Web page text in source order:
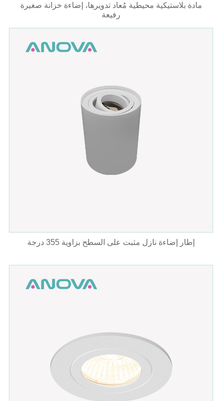
مادة بلاستيكية محيطية مُعاد تدويرها، إضاءة خزانة صغيرة
رفيعة
إطار إضاءة نازل مثبت على السطح بزاوية 355 درجة